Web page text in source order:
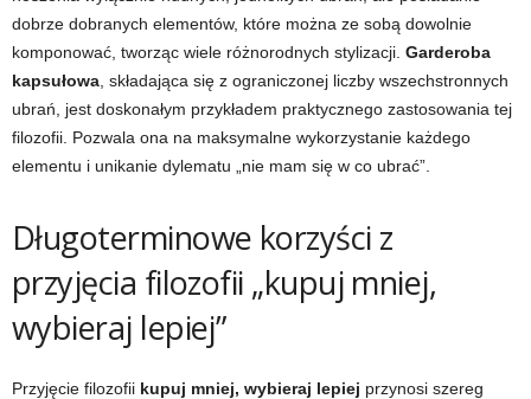
dobrze dobranych elementów, które można ze sobą dowolnie
komponować, tworząc wiele różnorodnych stylizacji. Garderoba
kapsułowa , składająca się z ograniczonej liczby wszechstronnych
ubrań, jest doskonałym przykładem praktycznego zastosowania tej
filozofii. Pozwala ona na maksymalne wykorzystanie każdego
elementu i unikanie dylematu „nie mam się w co ubrać”.
Długoterminowe korzyści z
przyjęcia filozofii „kupuj mniej,
wybieraj lepiej”
Przyjęcie filozofii kupuj mniej, wybieraj lepiej przynosi szereg